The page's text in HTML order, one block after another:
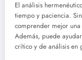
El análisis
tiempo y paciencia.
comprender mejor
Además, puede
crítico y de análisis en